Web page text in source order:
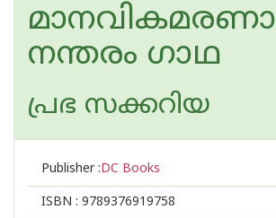
മാനവികമരണാ
നന്തരം ഗാഥ
പ്രഭ സക്കറിയ
Publisher :DC Books
ISBN : 9789376919758